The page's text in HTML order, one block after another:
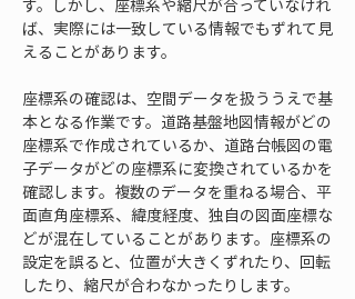
す。しかし、座標系や縮尺が合っていなけれ
ば、実際には一致している情報でもずれて見
えることがあります。
座標系の確認は、空間データを扱ううえで基
本となる作業です。道路基盤地図情報がどの
座標系で作成されているか、道路台帳図の電
子データがどの座標系に変換されているかを
確認します。複数のデータを重ねる場合、平
面直角座標系、緯度経度、独自の図面座標な
どが混在していることがあります。座標系の
設定を誤ると、位置が大きくずれたり、回転
したり、縮尺が合わなかったりします。